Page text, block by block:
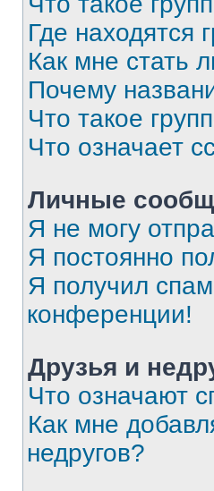
Где находятся
Как мне стать
Почему
Что такое
Что означает
Личные
Я не могу
Я постоянно
Я получил
конференции!
Друзья и
Что означают
Как мне
недругов?